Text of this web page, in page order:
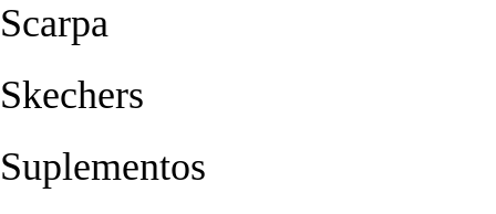
Scarpa
Skechers
Suplementos